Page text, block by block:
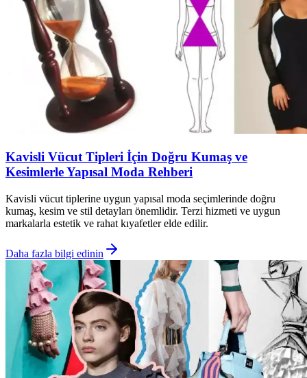
Kavisli Vücut Tipleri İçin Doğru Kumaş ve
Kesimlerle Yapısal Moda Rehberi
Kavisli vücut tiplerine uygun yapısal moda seçimlerinde doğru
kumaş, kesim ve stil detayları önemlidir. Terzi hizmeti ve uygun
markalarla estetik ve rahat kıyafetler elde edilir.
Daha fazla bilgi edinin